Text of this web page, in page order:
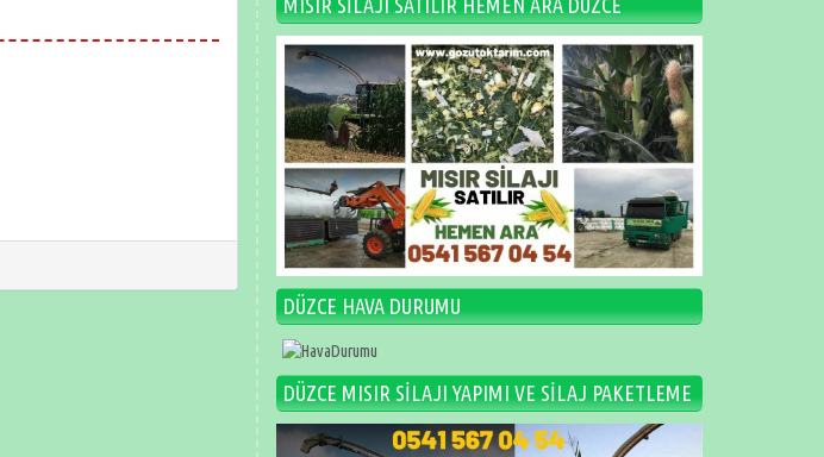
MISIR SİLAJI SATILIR HEMEN ARA DÜZCE
DÜZCE HAVA DURUMU
DÜZCE MISIR SİLAJI YAPIMI VE SİLAJ PAKETLEME